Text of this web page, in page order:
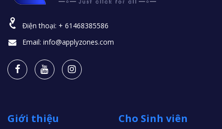
Điện thoại: + 61468385586
Email: info@applyzones.com
Giới thiệu Cho Sinh viên